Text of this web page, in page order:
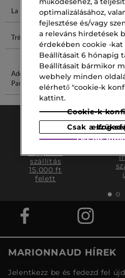
La Nuit Trésor Clinique 100
Trésor 50 Balm 125 Ml
Adore Elixir
Parfüm
No 5 Szérum
Ingyenes
szállítás
15.000 ft
felett
MARIONNAUD HÍREK
Jelentkezz be és fedezd fel
optimalizálásához,
fejlesztése és/vagy
a releváns hirdetések
érdekében cookie -kat
Beállításait 6 hónapig
Beállításait bármikor
webhely minden
elérhető "cookie-k
kattint.
Cookie-k
Csak a szükséges sütik
Összes